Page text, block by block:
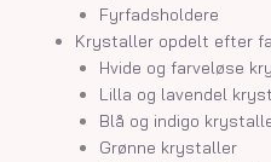
Fyrfadsholdere
Krystaller opdelt efter
Hvide og farveløse
Lilla og lavendel
Blå og indigo
Grønne krystaller